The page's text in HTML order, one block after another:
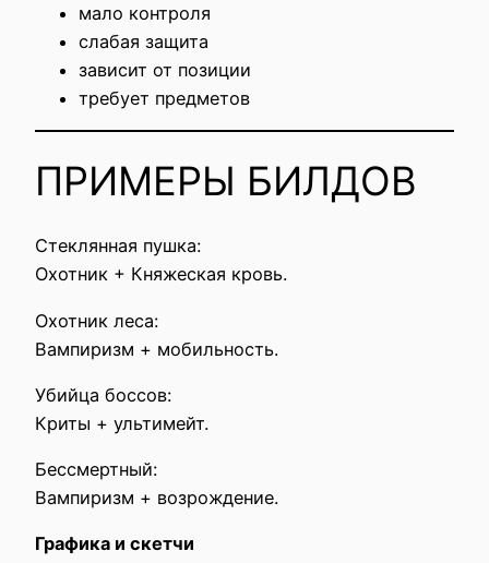
мало контроля
слабая защита
зависит от позиции
требует предметов
ПРИМЕРЫ БИЛДОВ
Стеклянная пушка:
Охотник + Княжеская кровь.
Охотник леса:
Вампиризм + мобильность.
Убийца боссов:
Криты + ультимейт.
Бессмертный:
Вампиризм + возрождение.
Графика и скетчи